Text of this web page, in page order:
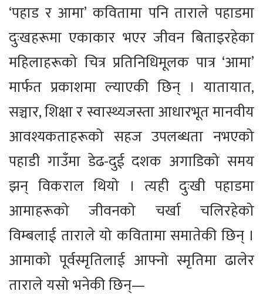
‘पहाड र आमा’ कवितामा पनि ताराले पहाडमा
दुःखहरूमा एकाकार भएर जीवन बिताइरहेका
महिलाहरूको चित्र प्रतिनिधिमूलक पात्र ‘आमा’
मार्फत प्रकाशमा ल्याएकी छिन् । यातायात,
सञ्चार, शिक्षा र स्वास्थ्यजस्ता आधारभूत मानवीय
आवश्यकताहरूको सहज उपलब्धता नभएको
पहाडी गाउँमा डेढ-दुई दशक अगाडिको समय
झन् विकराल थियो । त्यही दुःखी पहाडमा
आमाहरूको जीवनको चर्खा चलिरहेको
विम्बलाई ताराले यो कवितामा समातेकी छिन् ।
आमाको पूर्वस्मृतिलाई आफ्नो स्मृतिमा ढालेर
ताराले यसो भनेकी छिन्—